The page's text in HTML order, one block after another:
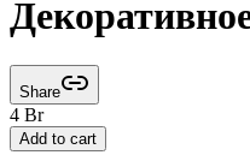
Share
4 Br
Add to cart